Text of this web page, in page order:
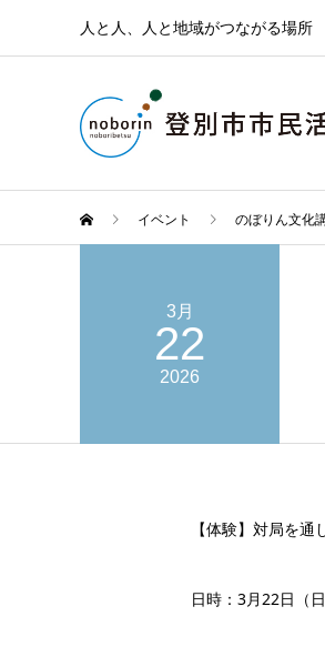
人と人、人と地域がつながる場所
イベント のぼりん文化
3月
22
2026
【体験】対局を通
日時：3月22日（